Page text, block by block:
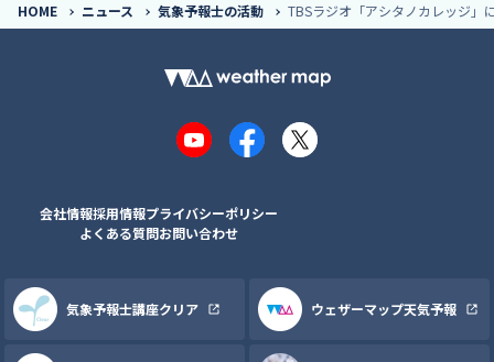
HOME ニュース 気象予報士の活動 TBSラジオ「アシタノカレッジ」
YouTubeFacebook
X
会社情報採用情報プライバシーポリシー
よくある質問お問い合わせ
気象予報士講座クリア ウェザーマップ天気予報